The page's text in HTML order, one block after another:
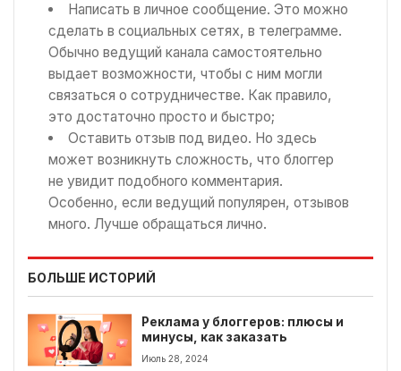
Написать в личное сообщение. Это можно
сделать в социальных сетях, в телеграмме.
Обычно ведущий канала самостоятельно
выдает возможности, чтобы с ним могли
связаться о сотрудничестве. Как правило,
это достаточно просто и быстро;
Оставить отзыв под видео. Но здесь
может возникнуть сложность, что блоггер
не увидит подобного комментария.
Особенно, если ведущий популярен, отзывов
много. Лучше обращаться лично.
БОЛЬШЕ ИСТОРИЙ
Реклама у блоггеров: плюсы и
минусы, как заказать
Июль 28, 2024